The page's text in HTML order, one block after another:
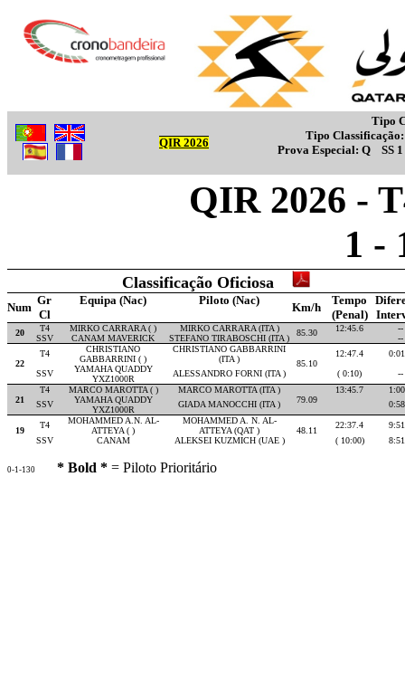
QIR 2026
Tipo
Tipo
Prova Especial: Q
SS 1
QIR 2026 -
1 -
Classificação Oficiosa
Num
Gr Equipa (Nac) Piloto (Nac)
Km/h
Tempo
Cl
(Penal)
20 T4 MIRKO CARRARA ( ) MIRKO CARRARA (ITA ) 85.30 12:45.6
--
SSV
CANAM MAVERICK STEFANO TIRABOSCHI (ITA ) --
22
T4
CHRISTIANO
GABBARRINI ( )
CHRISTIANO GABBARRINI
(ITA )
85.10
12:47.4
SSV
YAMAHA QUADDY
YXZ1000R
ALESSANDRO FORNI (ITA ) ( 0:10) --
21
T4 MARCO MAROTTA ( )
MARCO MAROTTA (ITA )
79.09
13:45.7
SSV
YAMAHA QUADDY
YXZ1000R
GIADA MANOCCHI (ITA )
19
T4
MOHAMMED A.N. AL-
ATTEYA ( )
MOHAMMED A. N. AL-
ATTEYA (QAT )
48.11
22:37.4
SSV
CANAM ALEKSEI KUZMICH (UAE ) ( 10:00)
0-1-130 * Bold * = Piloto Prioritário